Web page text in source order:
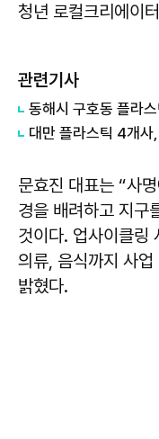
청년 로컬크리에이
관련기사
동해시 구호동 플라
대만 플라스틱 4개
문효진 대표는 “사
경을 배려하고 지구
것이다. 업사이클링
의류, 음식까지 사
밝혔다.